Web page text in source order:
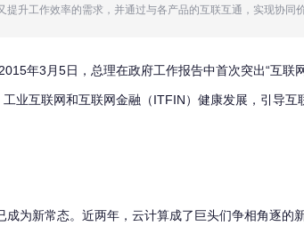
升工作效率的需求，并通过与各产品的互联互通，实现协同价
年3月5日，总理在政府工作报告中首次突出“互联
业互联网和互联网金融（ITFIN）健康发展，引导互
为新常态。近两年，云计算成了巨头们争相角逐的